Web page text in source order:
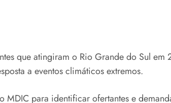
que atingiram o Rio Grande do Sul
a eventos climáticos extremos.
para identificar ofertantes e